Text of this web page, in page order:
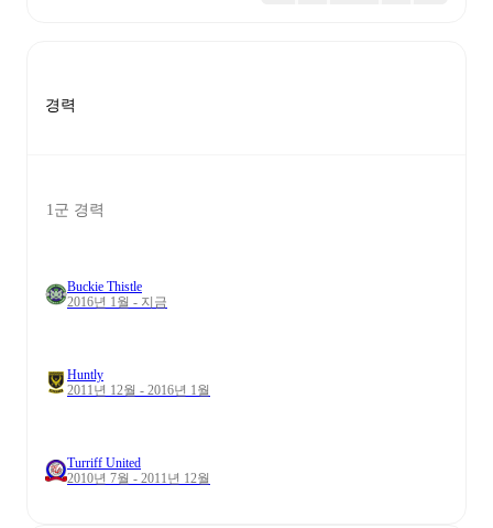
경력
1군 경력
Buckie Thistle
2016년 1월 - 지금
Huntly
2011년 12월 - 2016년 1월
Turriff United
2010년 7월 - 2011년 12월